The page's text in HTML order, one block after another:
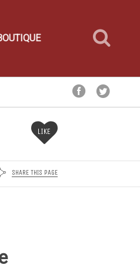
LIKE
SHARE THIS PAGE